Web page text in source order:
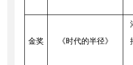
金奖 《时代的半径》